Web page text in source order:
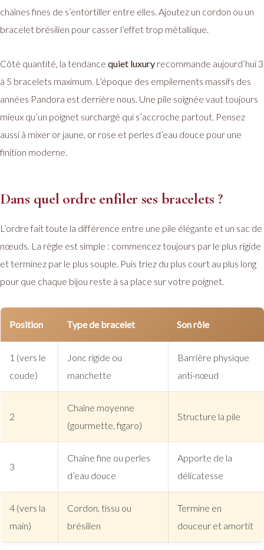
chaînes fines de s’entortiller entre elles. Ajoutez un cordon ou un
bracelet brésilien pour casser l’effet trop métallique.
Côté quantité, la tendance quiet luxury recommande aujourd’hui 3
à 5 bracelets maximum. L’époque des empilements massifs des
années Pandora est derrière nous. Une pile soignée vaut toujours
mieux qu’un poignet surchargé qui s’accroche partout. Pensez
aussi à mixer or jaune, or rose et perles d’eau douce pour une
finition moderne.
Dans quel ordre enfiler ses bracelets ?
L’ordre fait toute la différence entre une pile élégante et un sac de
nœuds. La règle est simple : commencez toujours par le plus rigide
et terminez par le plus souple. Puis triez du plus court au plus long
pour que chaque bijou reste à sa place sur votre poignet.
Position Type de bracelet Son rôle
1 (vers le
coude)
Jonc rigide ou
manchette
Barrière physique
anti-nœud
2
Chaîne moyenne
(gourmette, figaro)
Structure la pile
3
Chaîne fine ou perles
d’eau douce
Apporte de la
délicatesse
4 (vers la
main)
Cordon, tissu ou
brésilien
Termine en
douceur et amortit